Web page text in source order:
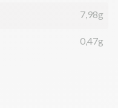
7,98g
0,47g